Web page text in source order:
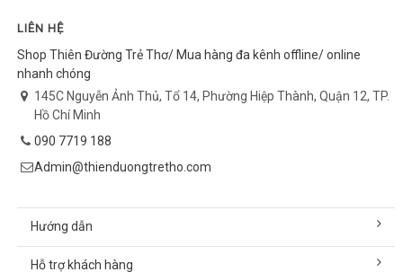
LIÊN HỆ
Shop Thiên Đường Trẻ Thơ/ Mua hàng đa kênh offline/ online
nhanh chóng
145C Nguyễn Ảnh Thủ, Tổ 14, Phường Hiệp Thành, Quận 12, TP.
Hồ Chí Minh
090 7719 188
Admin@thienduongtretho.com
Hướng dẫn
Hỗ trợ khách hàng